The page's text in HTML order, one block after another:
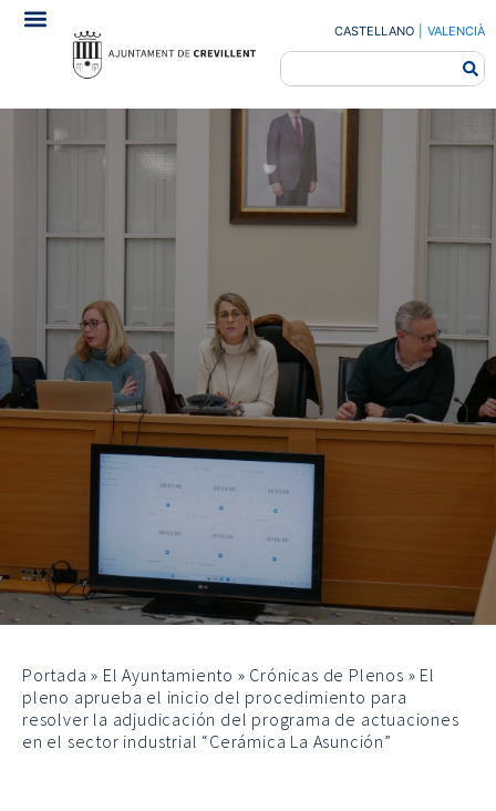
CASTELLANO VALENCIÀ
Portada » El Ayuntamiento » Crónicas de Plenos » El
pleno aprueba el inicio del procedimiento para
resolver la adjudicación del programa de actuaciones
en el sector industrial “Cerámica La Asunción”